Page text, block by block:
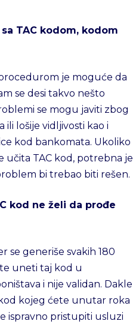
TAC kodom, kodom
je moguće da
se desi takvo nešto
se mogu javiti zbog
lošije vidljivosti kao i
kod bankomata. Ukoliko
učita TAC kod, potrebna je
bi trebao biti rešen.
kod ne želi da prođe
se generiše svakih 180
uneti taj kod u
i nije validan. Dakle
kojeg ćete unutar roka
ispravno pristupiti usluzi